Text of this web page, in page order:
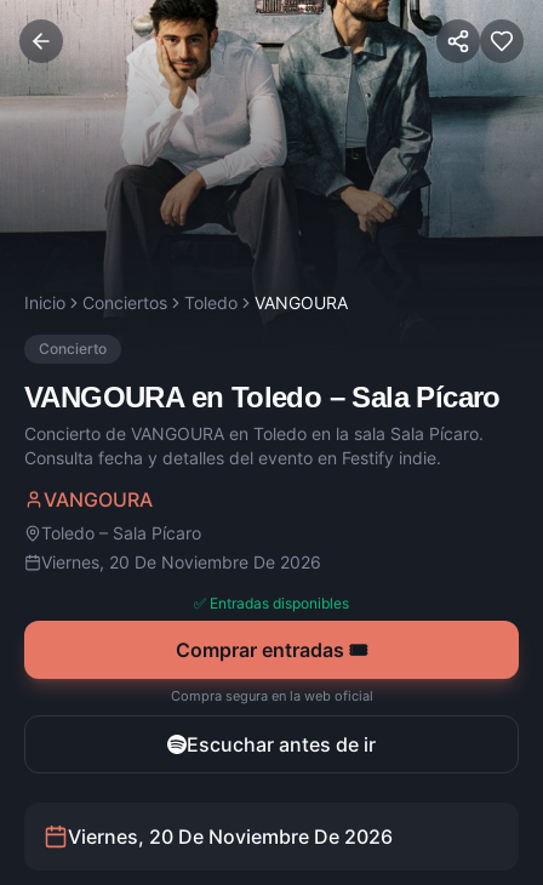
Inicio Conciertos Toledo VANGOURA
Concierto
VANGOURAen Toledo –Sala Pícaro
Concierto de VANGOURA en Toledo en la sala Sala Pícaro.
Consulta fecha y detalles del evento en Festify indie.
VANGOURA
Toledo – Sala Pícaro
Viernes, 20 De Noviembre De 2026
✅ Entradas disponibles
Comprar entradas 🎟️
Compra segura en la web oficial
Escuchar antes de ir
Viernes, 20 De Noviembre De 2026